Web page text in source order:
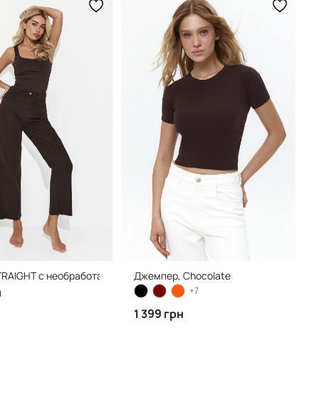
с необработанным нижним краем, Espresso
Джемпер, Chocolate
+7
1 399 грн